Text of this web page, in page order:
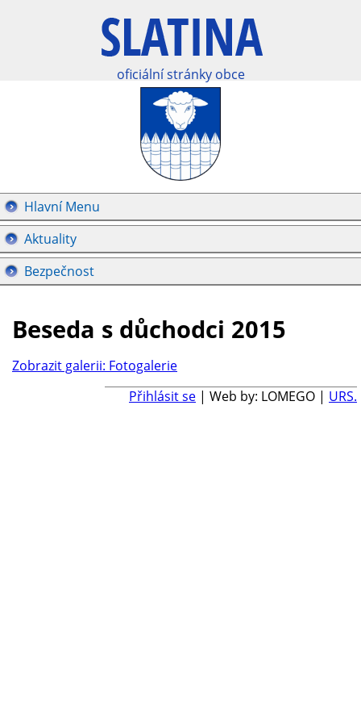
oficiální stránky obce
Hlavní Menu
Aktuality
Bezpečnost
Beseda s důchodci 2015
Zobrazit galerii: Fotogalerie
Přihlásit se | Web by: LOMEGO | URS.